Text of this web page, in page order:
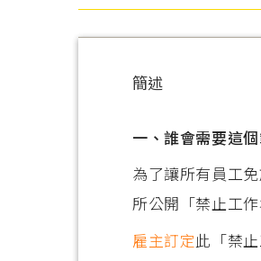
簡述
一、誰會需要這
為了讓所有員工
所公開「禁止工
雇主訂定此「禁